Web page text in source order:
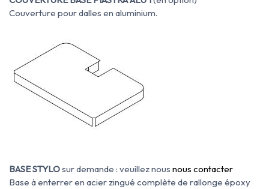
Couverture pour dalles en aluminium.
BASE STYLOsur demande : veuillez nous nous contacter
Base à enterrer en acier zingué complète de rallonge époxy